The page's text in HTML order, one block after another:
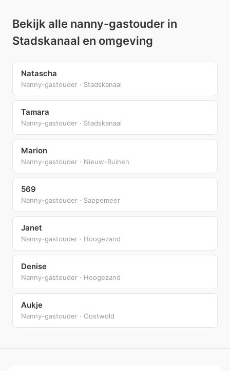
Bekijk alle nanny-gastouder in
Stadskanaal en omgeving
Natascha
Nanny-gastouder · Stadskanaal
Tamara
Nanny-gastouder · Stadskanaal
Marion
Nanny-gastouder · Nieuw-Buinen
569
Nanny-gastouder · Sappemeer
Janet
Nanny-gastouder · Hoogezand
Denise
Nanny-gastouder · Hoogezand
Aukje
Nanny-gastouder · Oostwold